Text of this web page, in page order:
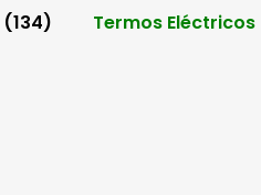
(134) Termos Eléctricos